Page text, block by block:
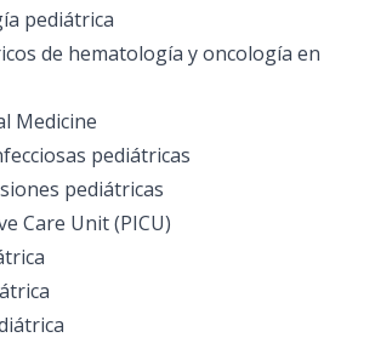
pediátrica
de hematología y oncología en
Medicine
pediátricas
pediátricas
Care Unit (PICU)